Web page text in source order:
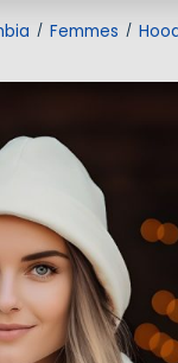
/ Femmes /